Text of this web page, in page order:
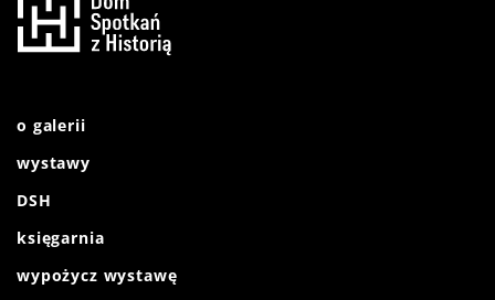
o galerii
wystawy
DSH
księgarnia
wypożycz wystawę